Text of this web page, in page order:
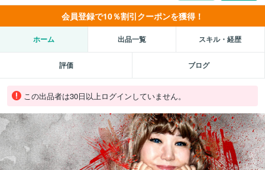
会員登録で10％割引クーポンを獲得！
ホーム 出品一覧 スキル・経歴
評価 ブログ
この出品者は30日以上ログインしていません。